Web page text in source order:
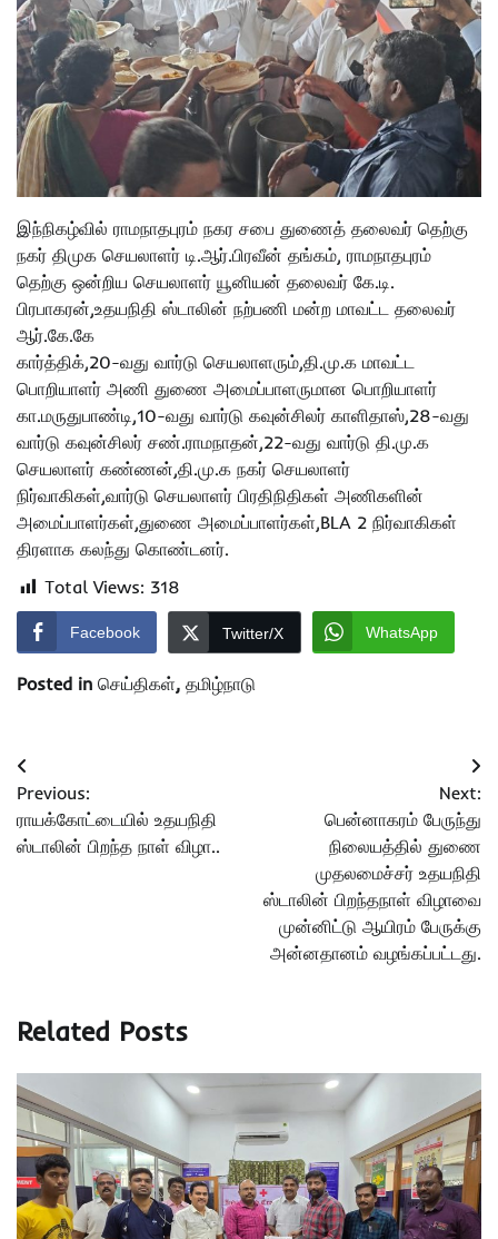
இந்நிகழ்வில் ராமநாதபுரம் நகர சபை துணைத் தலைவர் தெற்கு
நகர் திமுக செயலாளர் டி.ஆர்.பிரவீன் தங்கம், ராமநாதபுரம்
தெற்கு ஒன்றிய செயலாளர் யூனியன் தலைவர் கே.டி.
பிரபாகரன்,உதயநிதி ஸ்டாலின் நற்பணி மன்ற மாவட்ட தலைவர்
ஆர்.கே.கே
கார்த்திக்,20-வது வார்டு செயலாளரும்,தி.மு.க மாவட்ட
பொறியாளர் அணி துணை அமைப்பாளருமான பொறியாளர்
கா.மருதுபாண்டி,10-வது வார்டு கவுன்சிலர் காளிதாஸ்,28-வது
வார்டு கவுன்சிலர் சண்.ராமநாதன்,22-வது வார்டு தி.மு.க
செயலாளர் கண்ணன்,தி.மு.க நகர் செயலாளர்
நிர்வாகிகள்,வார்டு செயலாளர் பிரதிநிதிகள் அணிகளின்
அமைப்பாளர்கள்,துணை அமைப்பாளர்கள்,BLA 2 நிர்வாகிகள்
திரளாக கலந்து கொண்டனர்.
Total Views: 318
Facebook Twitter/X WhatsApp
Posted in செய்திகள், தமிழ்நாடு
Post
navigation
Previous:
ராயக்கோட்டையில் உதயநிதி
ஸ்டாலின் பிறந்த நாள் விழா..
Next:
பென்னாகரம் பேருந்து
நிலையத்தில் துணை
முதலமைச்சர் உதயநிதி
ஸ்டாலின் பிறந்தநாள் விழாவை
முன்னிட்டு ஆயிரம் பேருக்கு
அன்னதானம் வழங்கப்பட்டது.
Related Posts